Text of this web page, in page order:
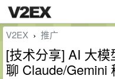
V2EX › 推广
[技术分享] AI 大
聊 Claude/Gemini